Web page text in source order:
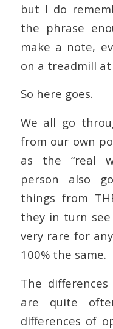
but I do
the phrase
make a note,
on a treadmill
So here goes.
We all go
from our own
as the “real
person also
things from
they in turn see
very rare for
100% the same.
The
are quite
differences of